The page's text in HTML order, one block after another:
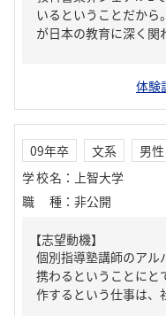
いるということだから
が日本の教育に深く関
体験
09年卒 文系
男性
学校名 ： 上智大学
職種 ： 非公開
【志望動機】
個別指導塾講師のアル
携わるということにと
作するという仕事は、